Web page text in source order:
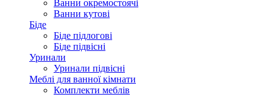
Ванни окремостоячі
Ванни кутові
Біде
Біде підлогові
Біде підвісні
Уринали
Уринали підвісні
Меблі для ванної кімнати
Комплекти меблів